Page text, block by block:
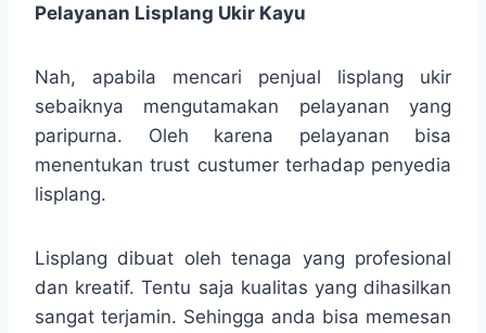
Pelayanan Lisplang Ukir Kayu
Nah, apabila mencari penjual lisplang ukir
sebaiknya mengutamakan pelayanan yang
paripurna. Oleh karena pelayanan bisa
menentukan trust custumer terhadap penyedia
lisplang.
Lisplang dibuat oleh tenaga yang profesional
dan kreatif. Tentu saja kualitas yang dihasilkan
sangat terjamin. Sehingga anda bisa memesan